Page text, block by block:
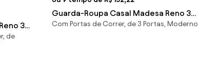
3
de
Guarda-Roupa Casal Madesa Reno 3
Portas de Correr Preto Cor:Preto
Com Portas de Correr, de 3 Portas, Moderno